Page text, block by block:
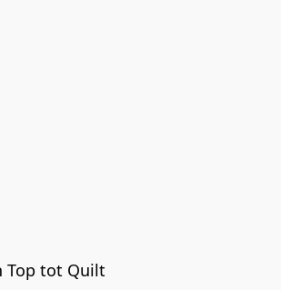
Top tot Quilt